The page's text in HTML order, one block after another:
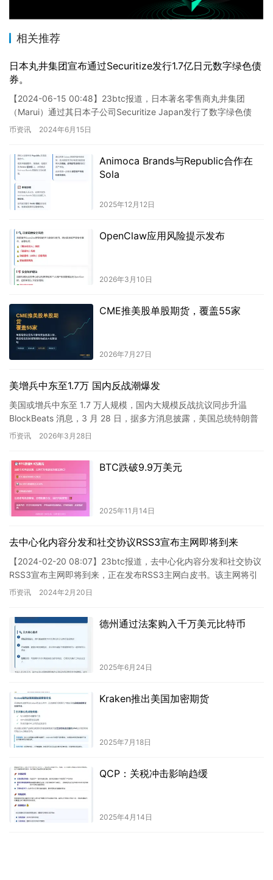
相关推荐
日本丸井集团宣布通过Securitize发行1.7亿日元数字绿色债
券。
【2024-06-15 00:48】23btc报道，日本著名零售商丸井集团
（Marui）通过其日本子公司Securitize Japan发行了数字绿色债
券。尽管本次发行规模不大，仅…
币资讯 2024年6月15日
Animoca Brands与Republic合作在
Sola
2025年12月12日
OpenClaw应用风险提示发布
2026年3月10日
CME推美股单股期货，覆盖55家
2026年7月27日
美增兵中东至1.7万 国内反战潮爆发
美国或增兵中东至 1.7 万人规模，国内大规模反战抗议同步升温
BlockBeats 消息，3 月 28 日，据多方消息披露，美国总统特朗普
正在评估于伊朗周边部署超过 1.7 万名…
币资讯 2026年3月28日
BTC跌破9.9万美元
2025年11月14日
去中心化内容分发和社交协议RSS3宣布主网即将到来
【2024-02-20 08:07】23btc报道，去中心化内容分发和社交协议
RSS3宣布主网即将到来，正在发布RSS3主网白皮书。该主网将引
入全面升级的RSS3网络基础设施，以无…
币资讯 2024年2月20日
德州通过法案购入千万美元比特币
2025年6月24日
Kraken推出美国加密期货
2025年7月18日
QCP：关税冲击影响趋缓
2025年4月14日